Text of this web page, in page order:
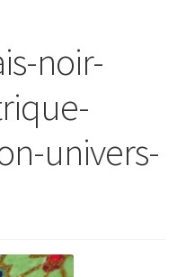
noir-
univers-